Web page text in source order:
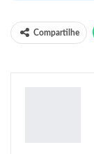
Compartilhe